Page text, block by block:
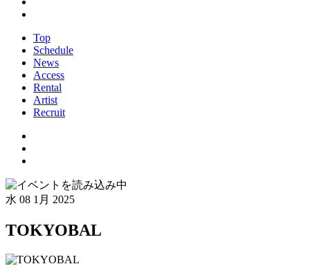
Top
Schedule
News
Access
Rental
Artist
Recruit
水 08 1月 2025
TOKYOBAL